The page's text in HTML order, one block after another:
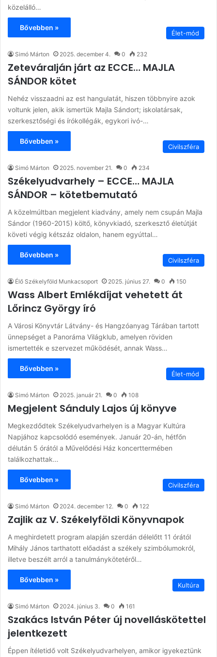
közelálló…
Bővebben »
Élet-mód
Simó Márton 2025. december 4. 0 232
Zeteváralján járt az ECCE… MAJLA
SÁNDOR kötet
Nehéz visszaadni az est hangulatát, hiszen többnyire azok
voltunk jelen, akik ismertük Majla Sándort; iskolatársak,
szerkesztőségi és írókollégák, egykori ivó-…
Bővebben »
Civilszféra
Simó Márton 2025. november 21. 0 234
Székelyudvarhely – ECCE… MAJLA
SÁNDOR – kötetbemutató
A közelmúltban megjelent kiadvány, amely nem csupán Majla
Sándor (1960-2015) költő, könyvkiadó, szerkesztő életútját
követi végig kétszáz oldalon, hanem egyúttal…
Bővebben »
Civilszféra
Élő Székelyföld Munkacsoport 2025. június 27. 0 150
Wass Albert Emlékdíjat vehetett át
Lőrincz György író
A Városi Könyvtár Látvány- és Hangzóanyag Tárában tartott
ünnepséget a Panoráma Világklub, amelyen röviden
ismertették e szervezet működését, annak Wass…
Bővebben »
Élet-mód
Simó Márton 2025. január 21. 0 108
Megjelent Sánduly Lajos új könyve
Megkezdődtek Székelyudvarhelyen is a Magyar Kultúra
Napjához kapcsolódó események. Január 20-án, hétfőn
délután 5 órától a Művelődési Ház koncerttermében
találkozhattak…
Bővebben »
Civilszféra
Simó Márton 2024. december 12. 0 122
Zajlik az V. Székelyföldi Könyvnapok
A meghirdetett program alapján szerdán délelőtt 11 órától
Mihály János tarthatott előadást a székely szimbólumokról,
illetve beszélt arról a tanulmánykötetéről…
Bővebben »
Kultúra
Simó Márton 2024. június 3. 0 161
Szakács István Péter új novelláskötettel
jelentkezett
Éppen ítéletidő volt Székelyudvarhelyen, amikor igyekeztünk